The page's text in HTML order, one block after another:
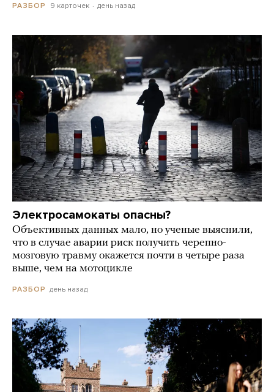
РАЗБОР 9 карточек день назад
Электросамокаты опасны?
Объективных данных мало, но ученые выяснили,
что в случае аварии риск получить черепно-
мозговую травму окажется почти в четыре раза
выше, чем на мотоцикле
РАЗБОР день назад